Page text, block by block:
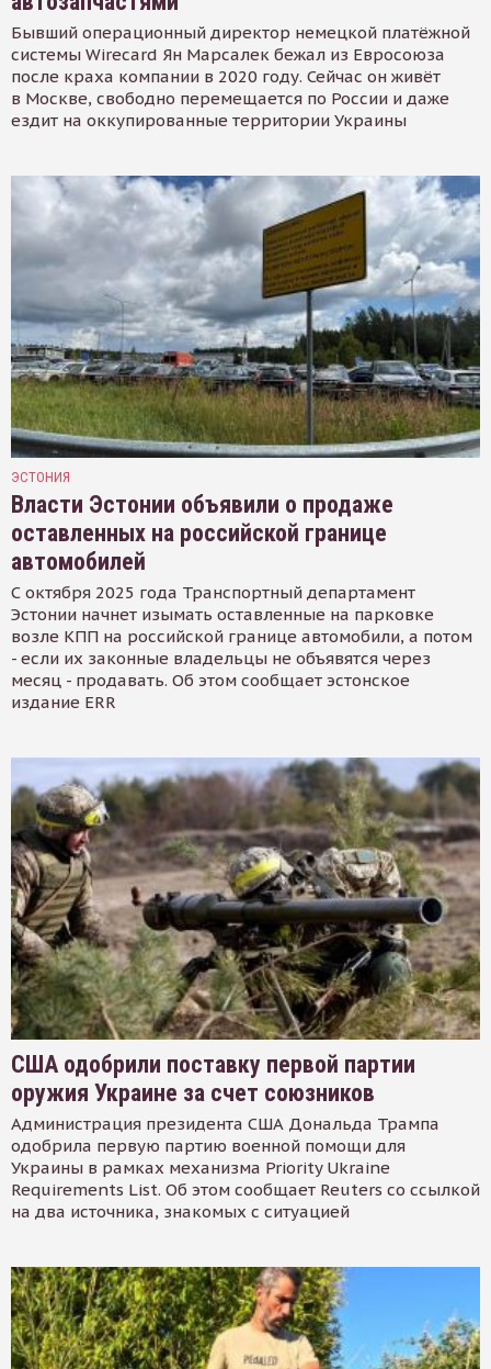
Бывший операционный директор немецкой платёжной
системы Wirecard Ян Марсалек бежал из Евросоюза
после краха компании в 2020 году. Сейчас он живёт
в Москве, свободно перемещается по России и даже
ездит на оккупированные территории Украины
ЭСТОНИЯ
Власти Эстонии объявили о продаже
оставленных на российской границе
автомобилей
С октября 2025 года Транспортный департамент
Эстонии начнет изымать оставленные на парковке
возле КПП на российской границе автомобили, а потом
- если их законные владельцы не объявятся через
месяц - продавать. Об этом сообщает эстонское
издание ERR
США одобрили поставку первой партии
оружия Украине за счет союзников
Администрация президента США Дональда Трампа
одобрила первую партию военной помощи для
Украины в рамках механизма Priority Ukraine
Requirements List. Об этом сообщает Reuters со ссылкой
на два источника, знакомых с ситуацией